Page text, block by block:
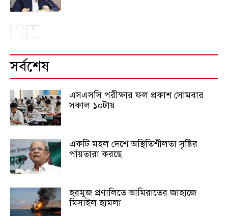
সর্বশেষ
এসএসসি পরীক্ষার ফল প্রকাশ সোমবার
সকাল ১০টায়
একটি মহল দেশে অস্থিতিশীলতা সৃষ্টির
পাঁয়তারা করছে
হরমুজ প্রণালিতে আমিরাতের জাহাজে
মিসাইল হামলা